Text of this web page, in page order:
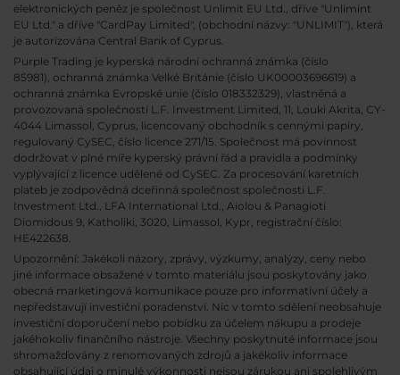
elektronických peněz je společnost Unlimit EU Ltd., dříve "Unlimint
EU Ltd." a dříve "CardPay Limited", (obchodní názvy: "UNLIMIT"), která
je autorizována Central Bank of Cyprus.
Purple Trading je kyperská národní ochranná známka (číslo
85981), ochranná známka Velké Británie (číslo UK00003696619) a
ochranná známka Evropské unie (číslo 018332329), vlastněná a
provozovaná společností L.F. Investment Limited, 11, Louki Akrita, CY-
4044 Limassol, Cyprus, licencovaný obchodník s cennými papíry,
regulovaný CySEC, číslo licence 271/15. Společnost má povinnost
dodržovat v plné míře kyperský právní řád a pravidla a podmínky
vyplývající z licence udělené od CySEC. Za procesování karetních
plateb je zodpovědná dceřinná společnost společnosti L.F.
Investment Ltd., LFA International Ltd., Aiolou & Panagioti
Diomidous 9, Katholiki, 3020, Limassol, Kypr, registrační číslo:
HE422638.
Upozornění: Jakékoli názory, zprávy, výzkumy, analýzy, ceny nebo
jiné informace obsažené v tomto materiálu jsou poskytovány jako
obecná marketingová komunikace pouze pro informativní účely a
nepředstavují investiční poradenství. Nic v tomto sdělení neobsahuje
investiční doporučení nebo pobídku za účelem nákupu a prodeje
jakéhokoliv finančního nástroje. Všechny poskytnuté informace jsou
shromažďovány z renomovaných zdrojů a jakékoliv informace
obsahující údaj o minulé výkonnosti nejsou zárukou ani spolehlivým